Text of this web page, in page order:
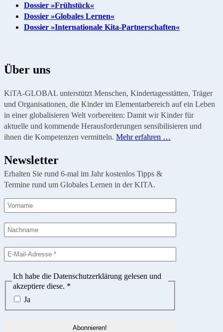
Dossier »Frühstück«
Dossier »Globales Lernen«
Dossier »Internationale Kita-Partnerschaften«
Über uns
KiTA-GLOBAL unterstützt Menschen, Kindertagesstätten, Träger
und Organisationen, die Kinder im Elementarbereich auf ein Leben
in einer globalisieren Welt vorbereiten: Damit wir Kinder für
aktuelle und kommende Herausforderungen sensibilisieren und
ihnen die Kompetenzen vermitteln. Mehr erfahren …
Newsletter
Erhalten Sie rund 6-mal im Jahr kostenlos Tipps &
Termine rund um Globales Lernen in der KITA.
Ich habe die Datenschutzerklärung gelesen und
akzeptiere diese. *
Ja